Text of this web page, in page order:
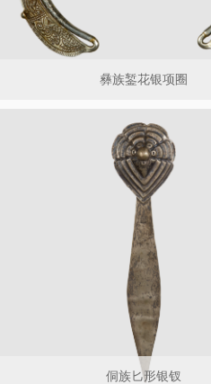
彝族錾花银项圈
侗族匕形银钗